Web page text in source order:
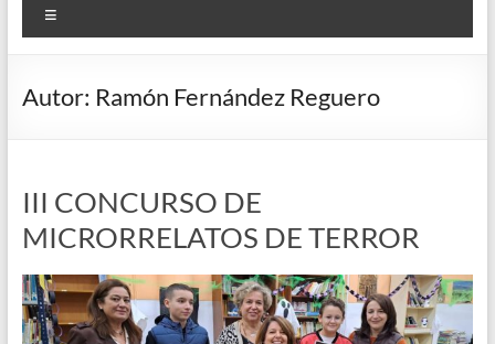
Autor: Ramón Fernández Reguero
III CONCURSO DE
MICRORRELATOS DE TERROR